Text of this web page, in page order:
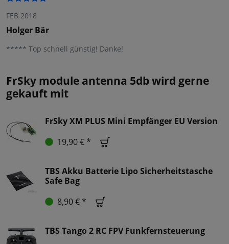
FEB 2018
Holger Bär
***** Top schnell günstig! Danke!
FrSky module antenna 5db wird gerne
gekauft mit
FrSky XM PLUS Mini Empfänger EU Version
19,90 € *
TBS Akku Batterie Lipo Sicherheitstasche
Safe Bag
8,90 € *
TBS Tango 2 RC FPV Funkfernsteuerung